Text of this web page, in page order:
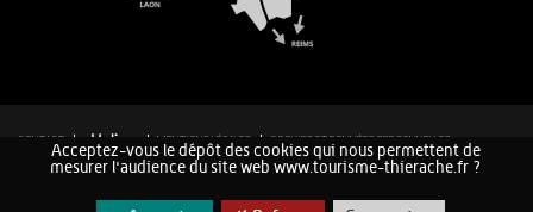
CONTACT MENTIONS LÉGALES
COOKIES ET DONNÉES PERSONNELLES
PLAN DU SITE
Acceptez-vous le dépôt des cookies qui nous permettent de
mesurer l'audience du site web www.tourisme-thierache.fr ?